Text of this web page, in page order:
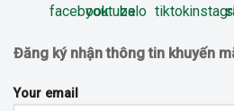
Đăng ký nhận thông tin khuyến
Your email